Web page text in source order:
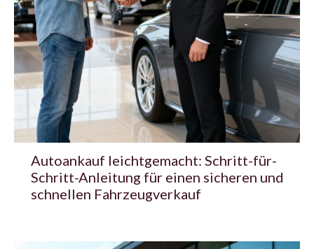
Autoankauf leichtgemacht: Schritt-für-
Schritt-Anleitung für einen sicheren und
schnellen Fahrzeugverkauf